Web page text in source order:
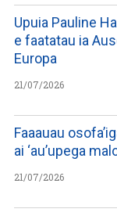
Upuia Pauline
e faatatau ia
Europa
21/07/2026
Faaauau
ai ‘au’upega
21/07/2026